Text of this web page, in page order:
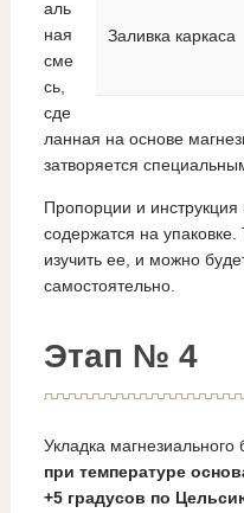
Заливка каркаса
аль
ная
сме
сь,
сде
ланная на основе
затворяется
Пропорции и инструкция
содержатся на
изучить ее, и можно
самостоятельно.
Этап № 4
Укладка магнезиального
при температуре
+5 градусов по